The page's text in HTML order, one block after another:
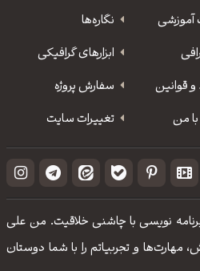
آموزشی
نگاره‌ها
ابزارهای گرافیکی
قوانین
سفارش پروژه
من تغییرات سایت
نویسی با چاشنی خلاقیت. من علی
مهارت‌‌ها و تجربیاتم را با شما دوستان